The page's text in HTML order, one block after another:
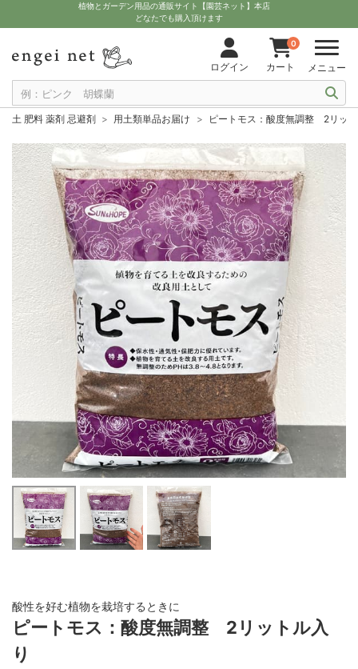
植物とガーデン用品の通販サイト【園芸ネット】本店
どなたでも購入頂けます
ログイン
0
カート メニュー
土 肥料 薬剤 忌避剤 用土類単品お届け ピートモス：酸度無調整 2リッ
酸性を好む植物を栽培するときに
ピートモス：酸度無調整 2リットル入
り